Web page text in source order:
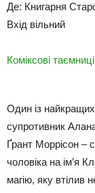
Де: Книгарня
Вхід вільний
Коміксові
Один із найкращих
супротивник
Ґрант Моррісон –
чоловіка на ім’я
магію, яку втілив